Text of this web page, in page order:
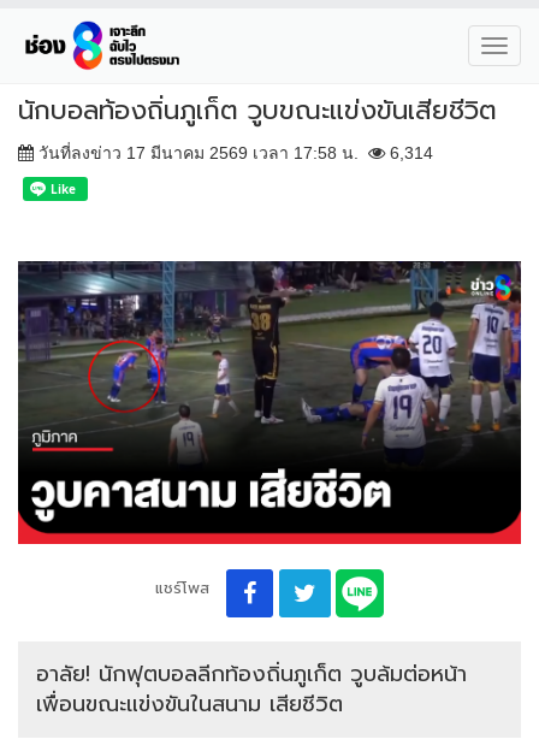
นักบอลท้องถิ่นภูเก็ต วูบขณะแข่งขันเสียชีวิต
วันที่ลงข่าว 17 มีนาคม 2569 เวลา 17:58 น. 6,314
แชร์โพส
อาลัย! นักฟุตบอลลีกท้องถิ่นภูเก็ต วูบล้มต่อหน้า
เพื่อนขณะแข่งขันในสนาม เสียชีวิต